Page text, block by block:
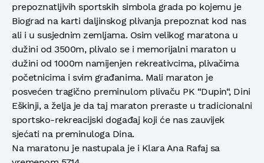
prepoznatljivih sportskih simbola grada po kojemu je
Biograd na karti daljinskog plivanja prepoznat kod nas
ali i u susjednim zemljama. Osim velikog maratona u
dužini od 3500m, plivalo se i memorijalni maraton u
dužini od 1000m namijenjen rekreativcima, plivačima
početnicima i svim građanima. Mali maraton je
posvećen tragično preminulom plivaču PK “Dupin“, Dini
Eškinji, a želja je da taj maraton preraste u tradicionalni
sportsko-rekreacijski događaj koji će nas zauvijek
sjećati na preminuloga Dina.
Na maratonu je nastupala je i Klara Ana Rafaj sa